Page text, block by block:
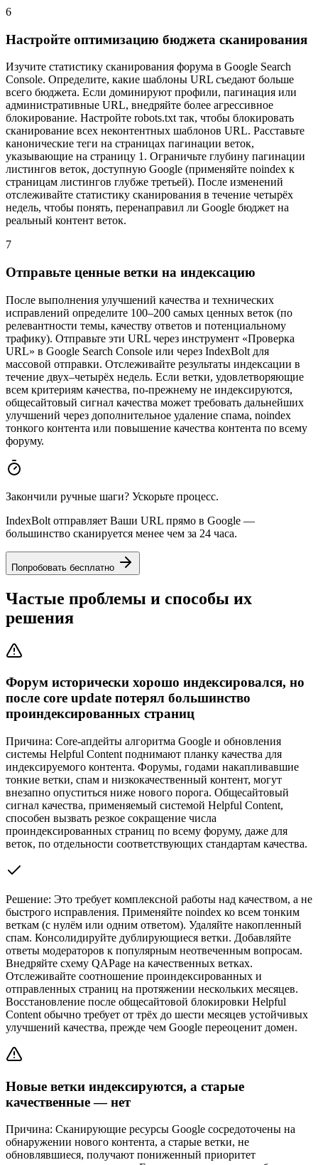
6
Настройте оптимизацию бюджета сканирования
Изучите статистику сканирования форума в Google Search
Console. Определите, какие шаблоны URL съедают больше
всего бюджета. Если доминируют профили, пагинация или
административные URL, внедряйте более агрессивное
блокирование. Настройте robots.txt так, чтобы блокировать
сканирование всех неконтентных шаблонов URL. Расставьте
канонические теги на страницах пагинации веток,
указывающие на страницу 1. Ограничьте глубину пагинации
листингов веток, доступную Google (применяйте noindex к
страницам листингов глубже третьей). После изменений
отслеживайте статистику сканирования в течение четырёх
недель, чтобы понять, перенаправил ли Google бюджет на
реальный контент веток.
7
Отправьте ценные ветки на индексацию
После выполнения улучшений качества и технических
исправлений определите 100–200 самых ценных веток (по
релевантности темы, качеству ответов и потенциальному
трафику). Отправьте эти URL через инструмент «Проверка
URL» в Google Search Console или через IndexBolt для
массовой отправки. Отслеживайте результаты индексации в
течение двух–четырёх недель. Если ветки, удовлетворяющие
всем критериям качества, по-прежнему не индексируются,
общесайтовый сигнал качества может требовать дальнейших
улучшений через дополнительное удаление спама, noindex
тонкого контента или повышение качества контента по всему
форуму.
Закончили ручные шаги? Ускорьте процесс.
IndexBolt отправляет Ваши URL прямо в Google —
большинство сканируется менее чем за 24 часа.
Попробовать бесплатно
Частые проблемы и способы их
решения
Форум исторически хорошо индексировался, но
после core update потерял большинство
проиндексированных страниц
Причина: Core-апдейты алгоритма Google и обновления
системы Helpful Content поднимают планку качества для
индексируемого контента. Форумы, годами накапливавшие
тонкие ветки, спам и низкокачественный контент, могут
внезапно опуститься ниже нового порога. Общесайтовый
сигнал качества, применяемый системой Helpful Content,
способен вызвать резкое сокращение числа
проиндексированных страниц по всему форуму, даже для
веток, по отдельности соответствующих стандартам качества.
Решение: Это требует комплексной работы над качеством, а не
быстрого исправления. Применяйте noindex ко всем тонким
веткам (с нулём или одним ответом). Удаляйте накопленный
спам. Консолидируйте дублирующиеся ветки. Добавляйте
ответы модераторов к популярным неотвеченным вопросам.
Внедряйте схему QAPage на качественных ветках.
Отслеживайте соотношение проиндексированных и
отправленных страниц на протяжении нескольких месяцев.
Восстановление после общесайтовой блокировки Helpful
Content обычно требует от трёх до шести месяцев устойчивых
улучшений качества, прежде чем Google переоценит домен.
Новые ветки индексируются, а старые
качественные — нет
Причина: Сканирующие ресурсы Google сосредоточены на
обнаружении нового контента, а старые ветки, не
обновлявшиеся, получают пониженный приоритет